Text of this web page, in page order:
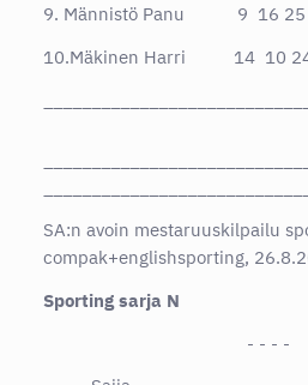
9. Männistö Panu 9 16 25
10.Mäkinen Harri 14 10
SA:n avoin mestaruuskilpailu
compak+englishsporting,
Sporting sarja N
- - - -